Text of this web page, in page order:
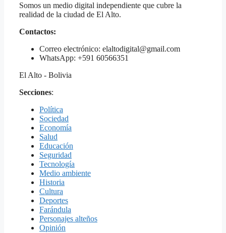
Somos un medio digital independiente que cubre la
realidad de la ciudad de El Alto.
Contactos:
Correo electrónico: elaltodigital@gmail.com
WhatsApp: +591 60566351
El Alto - Bolivia
Secciones:
Política
Sociedad
Economía
Salud
Educación
Seguridad
Tecnología
Medio ambiente
Historia
Cultura
Deportes
Farándula
Personajes alteños
Opinión